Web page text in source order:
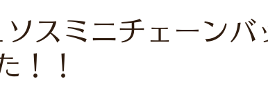
スミニチェーンバ
！！